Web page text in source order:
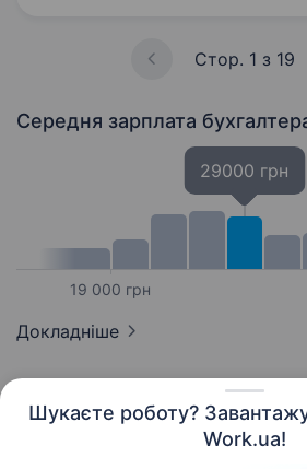
Шукаєте роботу?
Work.ua!
Святослава Хороброго,…
Стор. 1 з 19
Середня зарплата
19 000 грн
29000 грн
Докладніше